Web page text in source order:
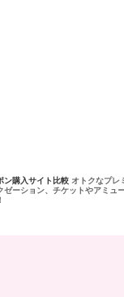
ン購入サイト比較 オトクなプレ
ーション、チケットやアミ